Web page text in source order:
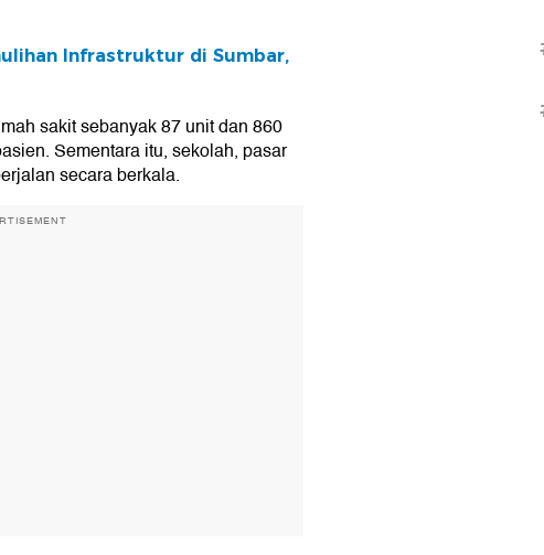
Infrastruktur di Sumbar,
sakit sebanyak 87 unit dan 860
Sementara itu, ⁠sekolah, pasar
secara berkala.